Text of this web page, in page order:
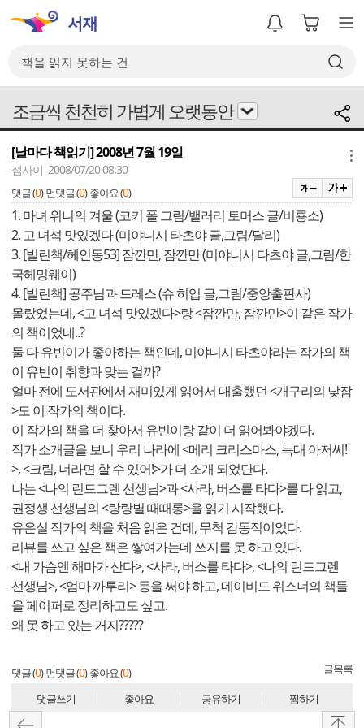
조금씩 천천히 가볍게 오랫동안
[날마다 책읽기] 2008년 7월 19일
섬사이 2008/07/20 08:30
댓글 (0) 먼댓글 (0) 좋아요 (0)
1. 마녀 위니의 겨울 (코키 폴 그림/밸러리 토머스 글/비룡소)
2. 고 녀석 맛있겠다 (미야니시 타츠야 글,그림/달리)
3. [빌린책/헤인동53] 잠깐만, 잠깐만 (미야니시 다츠야 글,그림/한
국헤밍웨이)
4. [빌린책] 공주님과 드레스 (슈 히입 글,그림/중앙출판사)
몰랐었는데, <고 녀석 맛있겠다>랑 <잠깐만, 잠깐만>이 같은 작가
의 책이었네..?
둘 다 유빈이가 좋아하는 책인데, 미야니시 타츠야라는 작가의 책
이 유빈이 취향과 맞는 걸까?
얼마 전에 도서관에서 재미있게 읽어서 대출했던 <개구리의 낮잠
>도 이 작가의 책이다.
이 작가의 책을 더 찾아서 유빈이랑 같이 더 읽어봐야겠다.
작가 소개글을 보니 우리 나라에 <메리 크리스마스, 늑대 아저씨!
>, <크림, 너라면 할 수 있어!>가 더 소개 되었단다.
나는 <나의 린드그렌 선생님>과 <사라, 버스를 타다>를 다 읽고,
권정생 선생님의 <랑랑별 때때롱>을 읽기 시작했다.
유은실 작가의 책을 처음 읽은 건데, 무척 감동적이었다.
리뷰를 쓰고 싶은 책은 쌓여가는데 쓰지를 못 하고 있다.
<내 가슴엔 해마가 산다>, <사라, 버스를 타다>, <나의 린드그렌
선생님>, <엄마 까투리> 등을 써야 하고, 데이비드 위스너의 책들
을 페이퍼로 정리하고도 싶고.
왜 못 하고 있는 거지?????
댓글 (0) 먼댓글 (0) 좋아요 (0) 글목록
댓글쓰기 좋아요 공유하기 찜하기